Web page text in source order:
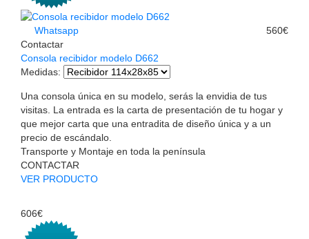
Whatsapp
Contactar
560€
Consola recibidor modelo D662
Medidas:
Una consola única en su modelo, serás la envidia de tus
visitas. La entrada es la carta de presentación de tu hogar y
que mejor carta que una entradita de diseño única y a un
precio de escándalo.
Transporte y Montaje en toda la península
CONTACTAR
VER PRODUCTO
606€